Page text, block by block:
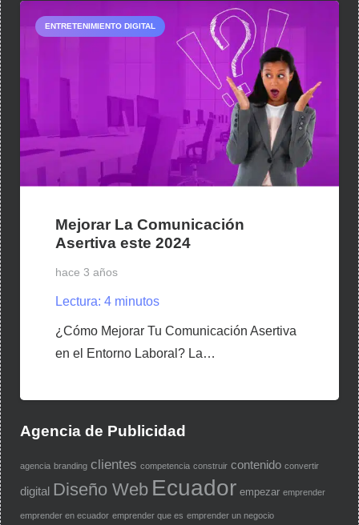
ENTRETENIMIENTO DIGITAL
Mejorar La Comunicación
Asertiva este 2024
hace 3 años
Lectura: 4 minutos
¿Cómo Mejorar Tu Comunicación Asertiva
en el Entorno Laboral? La…
Agencia de Publicidad
agencia branding clientes competencia construir contenido convertir
digital Diseño Web Ecuador empezar emprender
emprender en ecuador emprender que es emprender un negocio